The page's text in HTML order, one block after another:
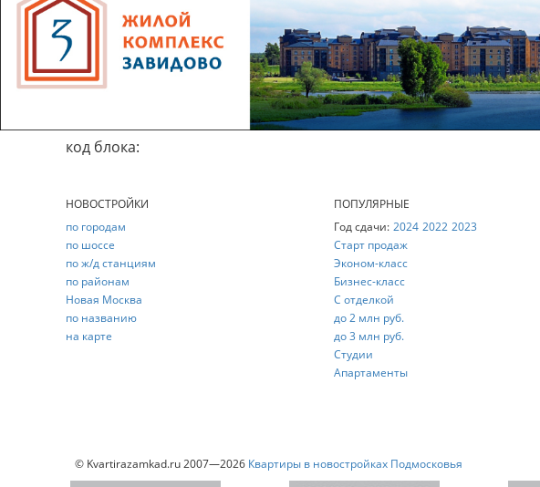
код блока:
НОВОСТРОЙКИ
по городам
по шоссе
по ж/д станциям
по районам
Новая Москва
по названию
на карте
ПОПУЛЯРНЫЕ
Год сдачи: 2024 2022 2023
Старт продаж
Эконом-класс
Бизнес-класс
С отделкой
до 2 млн руб.
до 3 млн руб.
Студии
Апартаменты
© Kvartirazamkad.ru 2007—2026 Квартиры в новостройках Подмосковья